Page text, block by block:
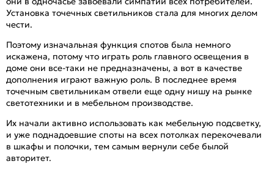
Установка точечных светильников стала для многих делом
чести.
Поэтому изначальная функция спотов была немного
искажена, потому что играть роль главного освещения в
доме они все-таки не предназначены, а вот в качестве
дополнения играют важную роль. В последнее время
точечным светильникам отвели еще одну нишу на рынке
светотехники и в мебельном производстве.
Их начали активно использовать как мебельную подсветку,
и уже поднадоевшие споты на всех потолках перекочевали
в шкафы и полочки, тем самым вернули себе былой
авторитет.